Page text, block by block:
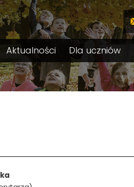
Aktualności Dla uczniów